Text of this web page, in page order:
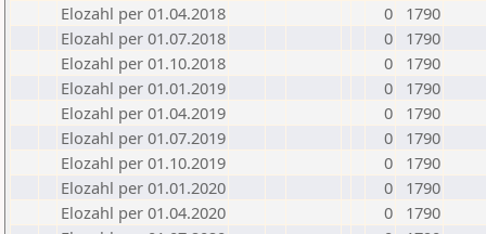
Elozahl per 01.04.2018
0
1790
Elozahl per 01.07.2018
0
1790
Elozahl per 01.10.2018
0
1790
Elozahl per 01.01.2019
0
1790
Elozahl per 01.04.2019
0
1790
Elozahl per 01.07.2019
0
1790
Elozahl per 01.10.2019
0
1790
Elozahl per 01.01.2020
0
1790
Elozahl per 01.04.2020
0
1790